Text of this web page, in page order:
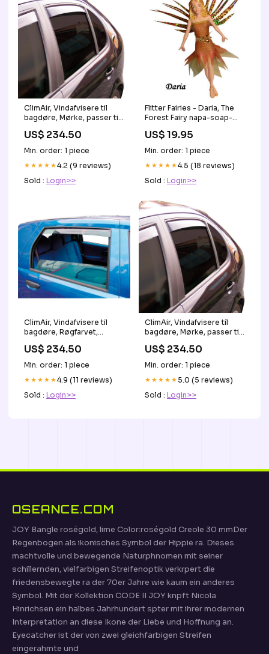
ClimAir, Vindafvisere til
bagdøre, Mørke, passer til
CL447701
US$ 234.50
Min. order: 1 piece
★★★★★4.2 (9 reviews)
Sold : Login>>
Flitter Fairies - Daria, The
Forest Fairy napa-soap-
US$ 19.95
Min. order: 1 piece
★★★★★4.5 (18 reviews)
Sold : Login>>
ClimAir, Vindafvisere til
bagdøre, Røgfarvet,
(NE) 2020- KT55796KT
US$ 234.50
Min. order: 1 piece
★★★★★4.9 (11 reviews)
Sold : Login>>
ClimAir, Vindafvisere til
bagdøre, Mørke, passer til
KT141567KT
US$ 234.50
Min. order: 1 piece
★★★★★5.0 (5 reviews)
Sold : Login>>
OSEANCE.COM
JOY Bangle roségold, lime Color:roségold Creole 30 mmDer
Regenbogen als ikonisches Symbol der Hippie ra. Dieses
machtvolle und bewegende Naturphnomen mit seiner
schillernden, vielfarbigen Streifenoptik verkrpert die
friedensbewegte ra der 70er Jahre wie kaum ein anderes
Symbol. Mit der Kollektion CODE II JOY knpft Nicola
Hinrichsen ein halbes Jahrhundert spter mit ihrer modernen
Interpretation an diese Ikone der Liebe und Hoffnung an.
Eyecatcher ist der von zwei gleichfarbigen Streifen
eingerahmte und